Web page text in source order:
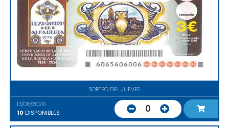
SORTEO DEL JUEVES
13/08/2026
10 DISPONIBLES 0